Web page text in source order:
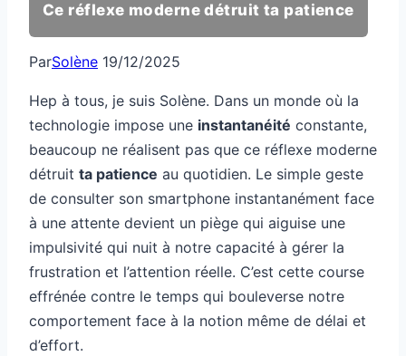
Ce réflexe moderne détruit ta patience
ParSolène 19/12/2025
Hep à tous, je suis Solène. Dans un monde où la
technologie impose une instantanéité constante,
beaucoup ne réalisent pas que ce réflexe moderne
détruit ta patience au quotidien. Le simple geste
de consulter son smartphone instantanément face
à une attente devient un piège qui aiguise une
impulsivité qui nuit à notre capacité à gérer la
frustration et l’attention réelle. C’est cette course
effrénée contre le temps qui bouleverse notre
comportement face à la notion même de délai et
d’effort.